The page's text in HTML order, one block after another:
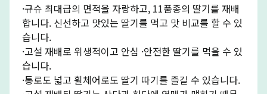
·규슈 최대급의 면적을 자랑하고, 11품종의 딸기를 재배
합니다. 신선하고 맛있는 딸기를 먹고 맛 비교를 할 수 있
습니다.
·고설 재배로 위생적이고 안심 ·안전한 딸기를 먹을 수 있
습니다.
·통로도 넓고 휠체어로도 딸기 따기를 즐길 수 있습니다.